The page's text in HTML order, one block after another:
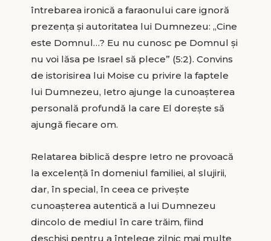
întrebarea ironică a faraonului care ignoră
prezența și autoritatea lui Dumnezeu: „Cine
este Domnul…? Eu nu cunosc pe Domnul și
nu voi lăsa pe Israel să plece” (5:2). Convins
de istorisirea lui Moise cu privire la faptele
lui Dumnezeu, Ietro ajunge la cunoașterea
personală profundă la care El dorește să
ajungă fiecare om.
Relatarea biblică despre Ietro ne provoacă
la excelență în domeniul familiei, al slujirii,
dar, în special, în ceea ce privește
cunoașterea autentică a lui Dumnezeu
dincolo de mediul în care trăim, fiind
deschiși pentru a înțelege zilnic mai multe